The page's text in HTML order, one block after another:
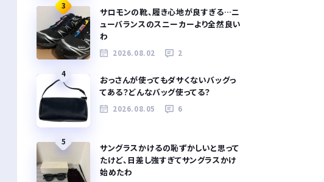
3
サロモンの靴、履き心地が良すぎる…ニ
ューバランスのスニーカーより全然良い
わ
2026.08.02 2
4
おっさんが使ってもダサくないバッグっ
てある？どんなバッグ使ってる？
2026.08.05 6
5
サングラスかけるの恥ずかしいと思って
たけど、日差し強すぎてサングラスかけ
始めたわ